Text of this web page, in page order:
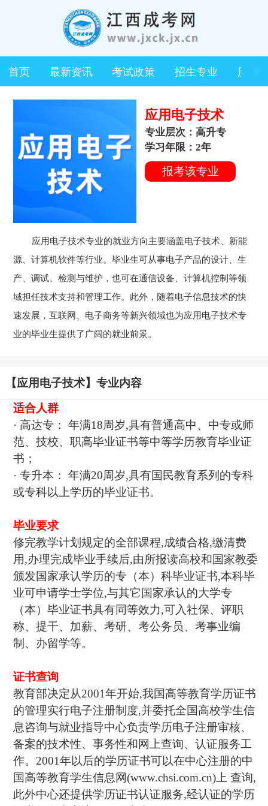
首页 最新资讯 考试政策 招生专业 历年
应用电子技术
专业层次：高升专
学习年限：2年
报考该专业
应用电子技术专业的就业方向主要涵盖电子技术、新能
源、计算机软件等行业。毕业生可从事电子产品的设计、生
产、调试、检测与维护，也可在通信设备、计算机控制等领
域担任技术支持和管理工作。此外，随着电子信息技术的快
速发展，互联网、电子商务等新兴领域也为应用电子技术专
业的毕业生提供了广阔的就业前景。
【应用电子技术】专业内容
适合人群
· 高达专： 年满18周岁,具有普通高中、中专或师
范、技校、职高毕业证书等中等学历教育毕业证
书；
· 专升本： 年满20周岁,具有国民教育系列的专科
或专科以上学历的毕业证书。
毕业要求
修完教学计划规定的全部课程,成绩合格,缴清费
用,办理完成毕业手续后,由所报读高校和国家教委
颁发国家承认学历的专（本）科毕业证书,本科毕
业可申请学士学位,与其它国家承认的大学专
（本）毕业证书具有同等效力,可入社保、评职
称、提干、加薪、考研、考公务员、考事业编
制、办留学等。
证书查询
教育部决定从2001年开始,我国高等教育学历证书
的管理实行电子注册制度,并委托全国高校学生信
息咨询与就业指导中心负责学历电子注册审核、
备案的技术性、事务性和网上查询、认证服务工
作。2001年以后的学历证书可以在中心注册的中
国高等教育学生信息网(www.chsi.com.cn)上 查询,
此外中心还提供学历证书认证服务,经认证的学历